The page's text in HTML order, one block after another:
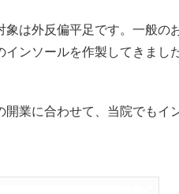
は外反偏平足です。一般の
ンソールを作製してきまし
開業に合わせて、当院でもイ